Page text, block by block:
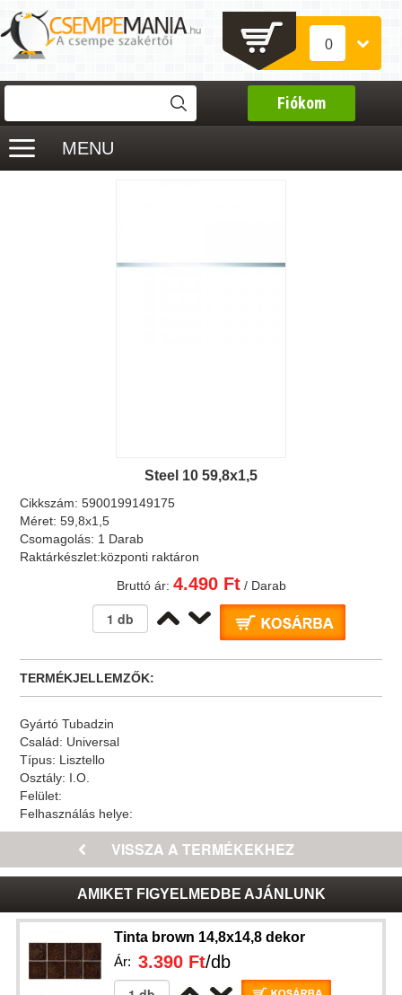
0
Fiókom
MENU
Steel 10 59,8x1,5
Cikkszám:5900199149175
Méret:59,8x1,5
Csomagolás: 1 Darab
Raktárkészlet:központi raktáron
Bruttó ár: 4.490 Ft/ Darab
TERMÉKJELLEMZŐK:
GyártóTubadzin
Család: Universal
Típus: Lisztello
Osztály: I.O.
Felület:
Felhasználás helye:
AMIKET FIGYELMEDBE AJÁNLUNK
Tinta brown 14,8x14,8 dekor
Ár:3.390 Ft/db